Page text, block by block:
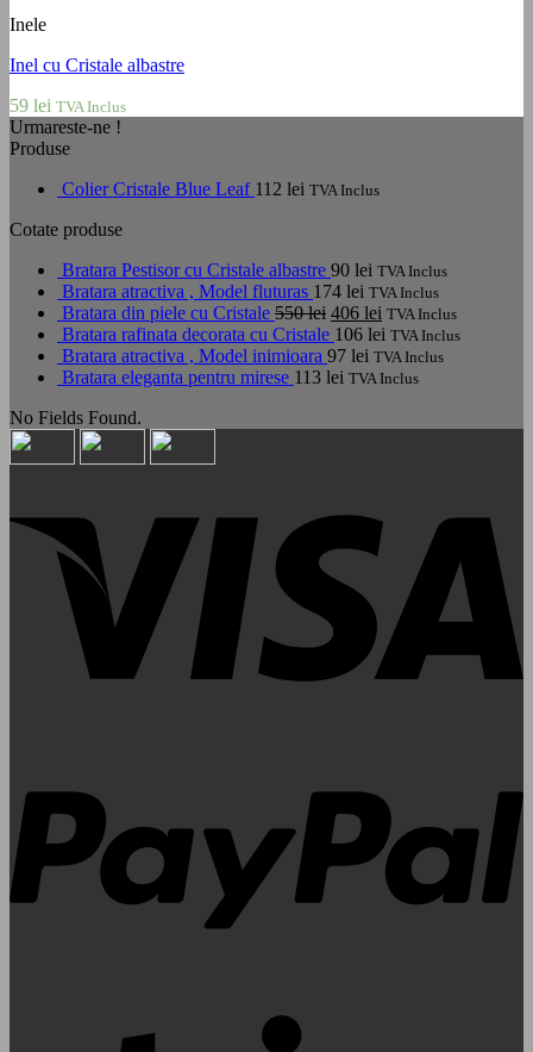
Inele
Inel cu Cristale albastre
59 lei TVA Inclus
Urmareste-ne !
Produse
Colier Cristale Blue Leaf 112 lei TVA Inclus
Cotate produse
Bratara Pestisor cu Cristale albastre 90 lei TVA Inclus
Bratara atractiva , Model fluturas 174 lei TVA Inclus
Bratara din piele cu Cristale 550lei Prețul
inițial
a
fost:
406 lei Prețul
curent
este:
406 lei.
TVA Inclus
Bratara rafinata decorata cu Cristale 106 lei TVA Inclus
Bratara atractiva , Model inimioara 97 lei TVA Inclus
Bratara eleganta pentru mirese 113 lei TVA Inclus
No Fields Found.